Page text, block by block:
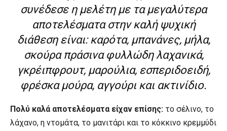
συνέδεσε η μελέτη με τα μεγαλύτερα
αποτελέσματα στην καλή ψυχική
διάθεση είναι: καρότα, μπανάνες, μήλα,
σκούρα πράσινα φυλλώδη λαχανικά,
γκρέιπφρουτ, μαρούλια, εσπεριδοειδή,
φρέσκα μούρα, αγγούρι και ακτινίδιο.
Πολύ καλά αποτελέσματα είχαν επίσης: το σέλινο, το
λάχανο, η ντομάτα, το μανιτάρι και το κόκκινο κρεμμύδι